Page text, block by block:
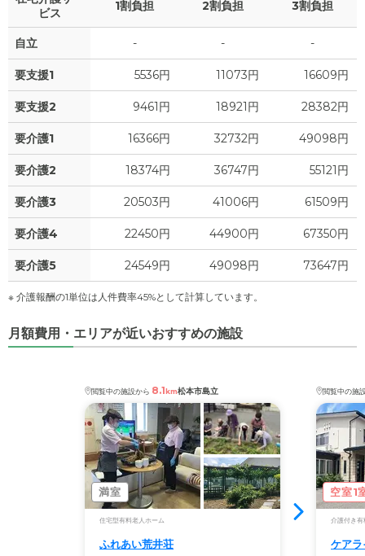
家賃 0
食費 ? 4.7 万円
水道・光熱費 0
上乗せ介護費 ? 0 万円
その他 8.8
介護保険料 -
ビス
1割負担 2割負担 3割負担
自立 - - -
要支援1 5536円 11073円 16609円
要支援2 9461円 18921円 28382円
要介護1 16366円 32732円 49098円
要介護2 18374円 36747円 55121円
要介護3 20503円 41006円 61509円
要介護4 22450円 44900円 67350円
要介護5 24549円 49098円 73647円
※ 介護報酬の1単位は人件費率45%として計算しています。
月額費用・エリアが近いおすすめの施設
閲覧中の施設から 8.1 km松本市島立
満室
住宅型有料老人ホーム
ふれあい荒井荘
閲覧中の施
空室1
介護付き有
ケア